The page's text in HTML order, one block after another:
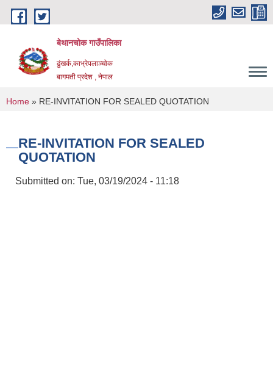
Skip to main content
बेथानचोक गाउँपालिका
ढुंखर्क,काभ्रेपलाञ्चाेक
बागमती प्रदेश , नेपाल
You are here
Home » RE-INVITATION FOR SEALED QUOTATION
RE-INVITATION FOR SEALED
QUOTATION
Submitted on: Tue, 03/19/2024 - 11:18